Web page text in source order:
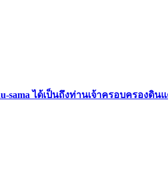
sama ได้เป็นถึงท่านเจ้าครอบครอง